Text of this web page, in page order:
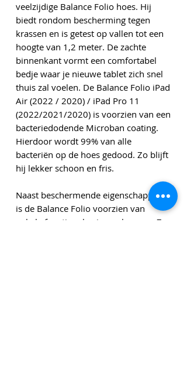
veelzijdige Balance Folio hoes. Hij
biedt rondom bescherming tegen
krassen en is getest op vallen tot een
hoogte van 1,2 meter. De zachte
binnenkant vormt een comfortabel
bedje waar je nieuwe tablet zich snel
thuis zal voelen. De Balance Folio iPad
Air (2022 / 2020) / iPad Pro 11
(2022/2021/2020) is voorzien van een
bacteriedodende Microban coating.
Hierdoor wordt 99% van alle
bacteriën op de hoes gedood. Zo blijft
hij lekker schoon en fris.
Naast beschermende eigenschappen
is de Balance Folio voorzien van
enkele functionele eigenschappen. Zo